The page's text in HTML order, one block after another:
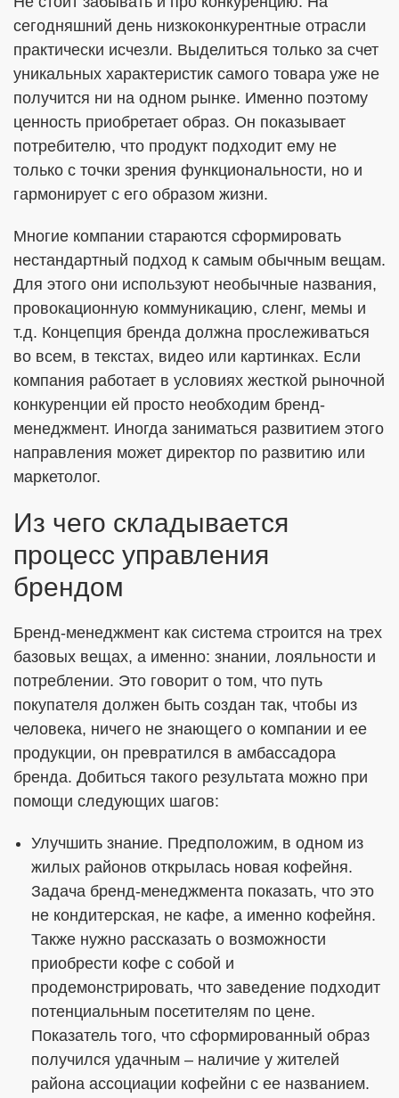
сегодняшний день низкоконкурентные отрасли
практически исчезли. Выделиться только за счет
уникальных характеристик самого товара уже не
получится ни на одном рынке. Именно поэтому
ценность приобретает образ. Он показывает
потребителю, что продукт подходит ему не
только с точки зрения функциональности, но и
гармонирует с его образом жизни.
Многие компании стараются сформировать
нестандартный подход к самым обычным вещам.
Для этого они используют необычные названия,
провокационную коммуникацию, сленг, мемы и
т.д. Концепция бренда должна прослеживаться
во всем, в текстах, видео или картинках. Если
компания работает в условиях жесткой рыночной
конкуренции ей просто необходим бренд-
менеджмент. Иногда заниматься развитием этого
направления может директор по развитию или
маркетолог.
Из чего складывается
процесс управления
брендом
Бренд-менеджмент как система строится на трех
базовых вещах, а именно: знании, лояльности и
потреблении. Это говорит о том, что путь
покупателя должен быть создан так, чтобы из
человека, ничего не знающего о компании и ее
продукции, он превратился в амбассадора
бренда. Добиться такого результата можно при
помощи следующих шагов:
Улучшить знание. Предположим, в одном из
жилых районов открылась новая кофейня.
Задача бренд-менеджмента показать, что это
не кондитерская, не кафе, а именно кофейня.
Также нужно рассказать о возможности
приобрести кофе с собой и
продемонстрировать, что заведение подходит
потенциальным посетителям по цене.
Показатель того, что сформированный образ
получился удачным – наличие у жителей
района ассоциации кофейни с ее названием.